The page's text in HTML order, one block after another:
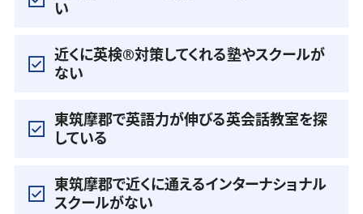
い
近くに英検®️対策してくれる塾やスクールが
ない
東筑摩郡で英語力が伸びる英会話教室を探
している
東筑摩郡で近くに通えるインターナショナル
スクールがない